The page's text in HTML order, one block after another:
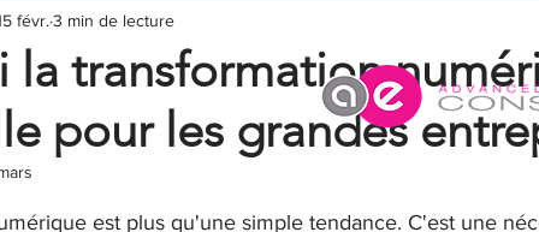
SI
prestataire Achat de conseil (guides dirigeants
Redressement / turnaround & croissa Pilotage
la transformation
pour les grandes
févr. 3 min de lecture
5.
est plus qu'une simple tendance. C'est une